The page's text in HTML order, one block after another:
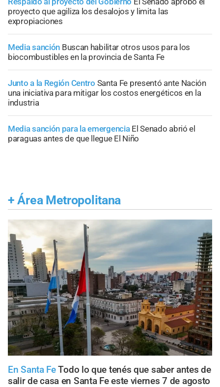
proyecto que agiliza los desalojos y limita las
expropiaciones
Media sanción Buscan habilitar otros usos para los
biocombustibles en la provincia de Santa Fe
Junto a la Región Centro Santa Fe presentó ante Nación
una iniciativa para mitigar los costos energéticos en la
industria
Media sanción para la emergencia El Senado abrió el
paraguas antes de que llegue El Niño
+ Área Metropolitana
En Santa FeTodo lo que tenés que saber antes de
salir de casa en Santa Fe este viernes 7 de agosto